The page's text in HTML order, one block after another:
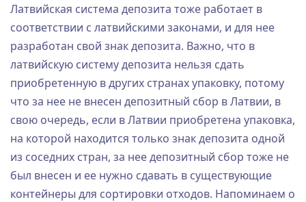
Латвийская система депозита тоже работает в
соответствии с латвийскими законами, и для нее
разработан свой знак депозита. Важно, что в
латвийскую систему депозита нельзя сдать
приобретенную в других странах упаковку, потому
что за нее не внесен депозитный сбор в Латвии, в
свою очередь, если в Латвии приобретена упаковка,
на которой находится только знак депозита одной
из соседних стран, за нее депозитный сбор тоже не
был внесен и ее нужно сдавать в существующие
контейнеры для сортировки отходов. Напоминаем о